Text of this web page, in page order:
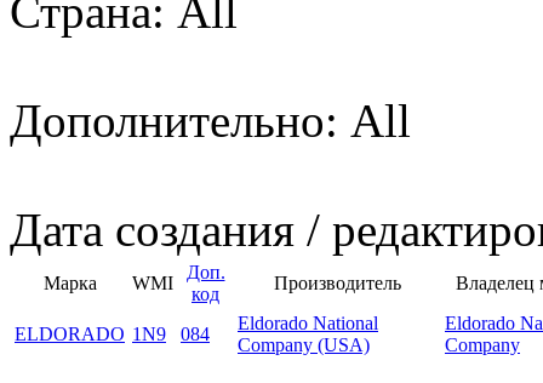
Страна: All
Дополнительно: All
Дата создания /
Марка WMI
Доп.
код
Производитель Владелец
ELDORADO 1N9 084
Eldorado National
Company (USA)
Eldorado
Company